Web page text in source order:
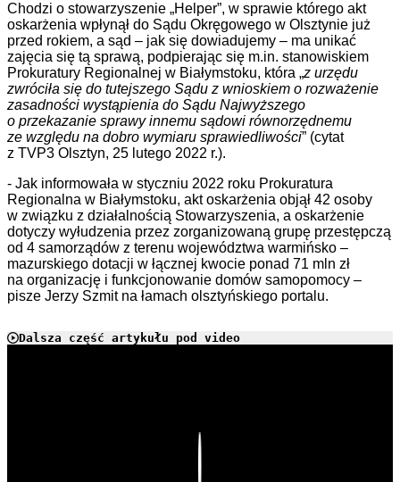
Chodzi o stowarzyszenie „Helper”, w sprawie którego akt
oskarżenia wpłynął do Sądu Okręgowego w Olsztynie już
przed rokiem, a sąd – jak się dowiadujemy – ma unikać
zajęcia się tą sprawą, podpierając się m.in. stanowiskiem
Prokuratury Regionalnej w Białymstoku, która „z urzędu
zwróciła się do tutejszego Sądu z wnioskiem o rozważenie
zasadności wystąpienia do Sądu Najwyższego
o przekazanie sprawy innemu sądowi równorzędnemu
ze względu na dobro wymiaru sprawiedliwości” (cytat
z TVP3 Olsztyn, 25 lutego 2022 r.).
- Jak informowała w styczniu 2022 roku Prokuratura
Regionalna w Białymstoku, akt oskarżenia objął 42 osoby
w związku z działalnością Stowarzyszenia, a oskarżenie
dotyczy wyłudzenia przez zorganizowaną grupę przestępczą
od 4 samorządów z terenu województwa warmińsko –
mazurskiego dotacji w łącznej kwocie ponad 71 mln zł
na organizację i funkcjonowanie domów samopomocy –
pisze Jerzy Szmit na łamach olsztyńskiego portalu.
Dalsza część artykułu pod video